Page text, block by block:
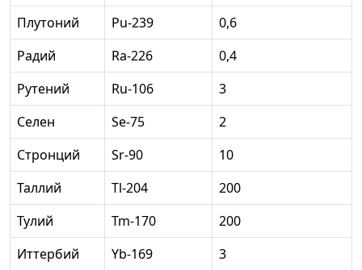
Плутоний
Pu-239
0,6
Радий
Ra-226
0,4
Рутений
Ru-106
3
Селен
Se-75
2
Стронций
Sr-90
10
Таллий
Tl-204
200
Тулий
Tm-170
200
Иттербий
Yb-169 3